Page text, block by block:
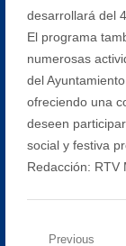
desarrollará del 4
El programa
numerosas
del
ofreciendo una
deseen
social y festiva
Redacción: RTV
Previous